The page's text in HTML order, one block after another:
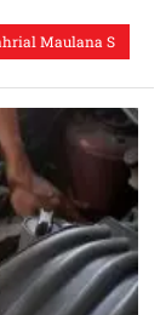
Maulana S